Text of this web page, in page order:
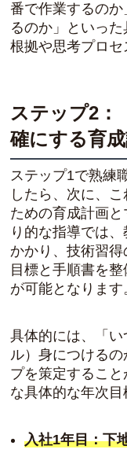
番で作業するのか
るのか」といっ
根拠や思考プロセ
ステップ2：
確にする育
ステップ1で熟練
したら、次に、
ための育成計画
り的な指導では
かかり、技術習
目標と手順書を
が可能となります
具体的には、「
ル）身につける
プを策定するこ
な具体的な年次目
入社1年目：下